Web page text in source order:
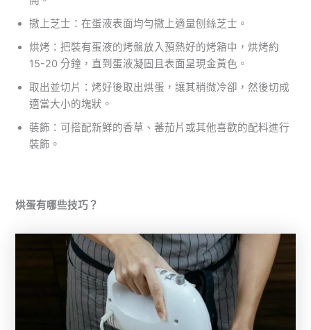
撒上芝士：在蛋液表面均勻撒上適量刨絲芝士。
烘烤：把裝有蛋液的烤盤放入預熱好的烤箱中，烘烤約
15-20 分鐘，直到蛋液凝固且表面呈現金黃色。
取出並切片：烤好後取出烘蛋，讓其稍微冷卻，然後切成
適當大小的塊狀。
裝飾：可搭配新鮮的香草、蕃茄片或其他喜歡的配料進行
裝飾。
烘蛋有哪些技巧？